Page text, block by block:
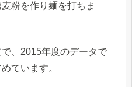
粉を作り麺を打ちま
、2015年度のデータで
ています。